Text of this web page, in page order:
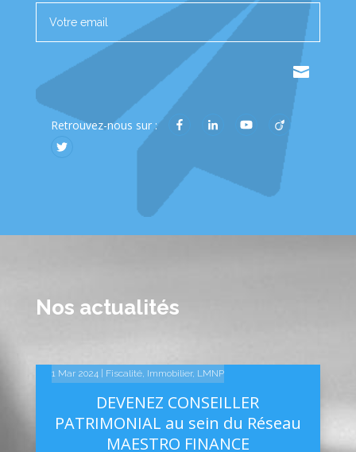
Retrouvez-nous sur :
Nos actualités
DEVENEZ CONSEILLER
PATRIMONIAL au sein du Réseau
MAESTRO FINANCE
14 Fév 2025 |Linkedin
10 Fév 2025 |Linkedin
1 Mar 2024 | Fiscalité, Immobilier, LMNP